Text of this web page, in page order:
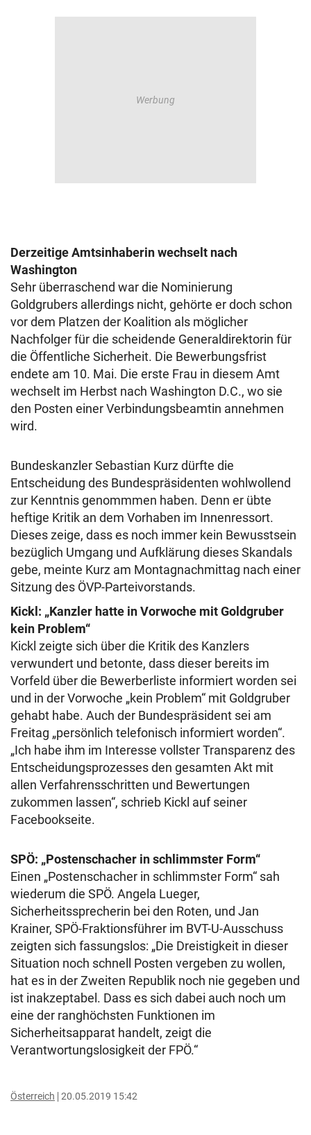
Derzeitige Amtsinhaberin wechselt nach
Washington
Sehr überraschend war die Nominierung
Goldgrubers allerdings nicht, gehörte er doch schon
vor dem Platzen der Koalition als möglicher
Nachfolger für die scheidende Generaldirektorin für
die Öffentliche Sicherheit. Die Bewerbungsfrist
endete am 10. Mai. Die erste Frau in diesem Amt
wechselt im Herbst nach Washington D.C., wo sie
den Posten einer Verbindungsbeamtin annehmen
wird.
Bundeskanzler Sebastian Kurz dürfte die
Entscheidung des Bundespräsidenten wohlwollend
zur Kenntnis genommmen haben. Denn er übte
heftige Kritik an dem Vorhaben im Innenressort.
Dieses zeige, dass es noch immer kein Bewusstsein
bezüglich Umgang und Aufklärung dieses Skandals
gebe, meinte Kurz am Montagnachmittag nach einer
Sitzung des ÖVP-Parteivorstands.
Kickl: „Kanzler hatte in Vorwoche mit Goldgruber
kein Problem“
Kickl zeigte sich über die Kritik des Kanzlers
verwundert und betonte, dass dieser bereits im
Vorfeld über die Bewerberliste informiert worden sei
und in der Vorwoche „kein Problem“ mit Goldgruber
gehabt habe. Auch der Bundespräsident sei am
Freitag „persönlich telefonisch informiert worden“.
„Ich habe ihm im Interesse vollster Transparenz des
Entscheidungsprozesses den gesamten Akt mit
allen Verfahrensschritten und Bewertungen
zukommen lassen“, schrieb Kickl auf seiner
Facebookseite.
SPÖ: „Postenschacher in schlimmster Form“
Einen „Postenschacher in schlimmster Form“ sah
wiederum die SPÖ. Angela Lueger,
Sicherheitssprecherin bei den Roten, und Jan
Krainer, SPÖ-Fraktionsführer im BVT-U-Ausschuss
zeigten sich fassungslos: „Die Dreistigkeit in dieser
Situation noch schnell Posten vergeben zu wollen,
hat es in der Zweiten Republik noch nie gegeben und
ist inakzeptabel. Dass es sich dabei auch noch um
eine der ranghöchsten Funktionen im
Sicherheitsapparat handelt, zeigt die
Verantwortungslosigkeit der FPÖ.“
Österreich 20.05.2019 15:42